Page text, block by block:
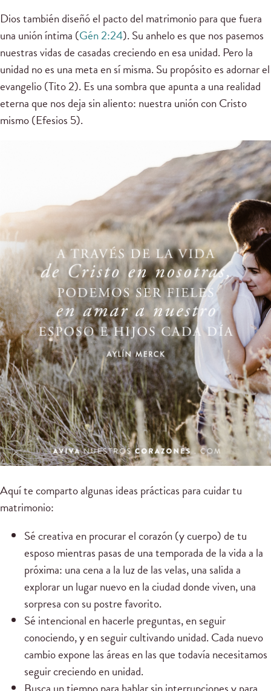
Dios también diseñó el pacto del matrimonio para que fuera
una unión íntima (Gén 2:24). Su anhelo es que nos pasemos
nuestras vidas de casadas creciendo en esa unidad. Pero la
unidad no es una meta en sí misma. Su propósito es adornar el
evangelio (Tito 2). Es una sombra que apunta a una realidad
eterna que nos deja sin aliento: nuestra unión con Cristo
mismo (Efesios 5).
Aquí te comparto algunas ideas prácticas para cuidar tu
matrimonio:
Sé creativa en procurar el corazón (y cuerpo) de tu
esposo mientras pasas de una temporada de la vida a la
próxima: una cena a la luz de las velas, una salida a
explorar un lugar nuevo en la ciudad donde viven, una
sorpresa con su postre favorito.
Sé intencional en hacerle preguntas, en seguir
conociendo, y en seguir cultivando unidad. Cada nuevo
cambio expone las áreas en las que todavía necesitamos
seguir creciendo en unidad.